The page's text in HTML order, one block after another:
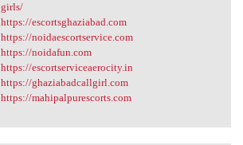
girls/
https://escortsghaziabad.com
https://noidaescortservice.com
https://noidafun.com
https://escortserviceaerocity.in
https://ghaziabadcallgirl.com
https://mahipalpurescorts.com